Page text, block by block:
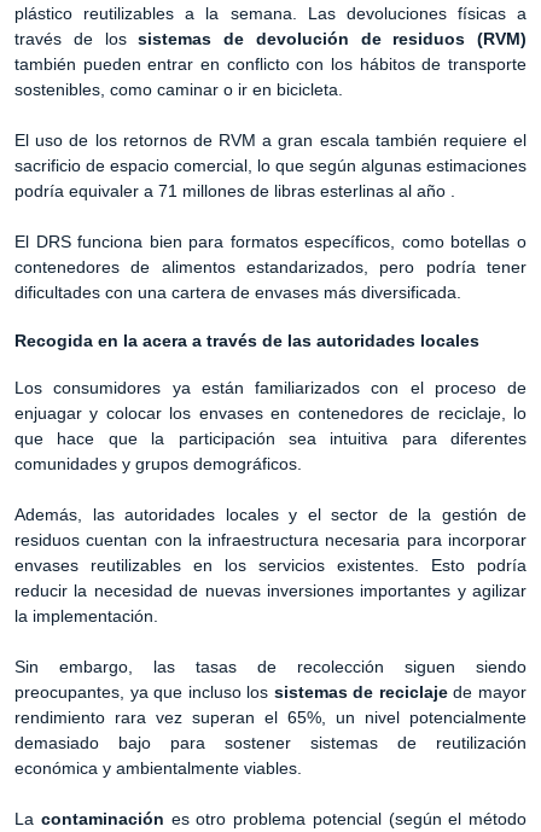
plástico reutilizables a la semana. Las devoluciones físicas a
través de lossistemas de devolución de residuos (RVM)
también pueden entrar en conflicto con los hábitos de transporte
sostenibles, como caminar o ir en bicicleta.
El uso de los retornos de RVM a gran escala también requiere el
sacrificio de espacio comercial, lo que según algunas estimaciones
podría equivaler a 71 millones de libras esterlinas al año .
El DRS funciona bien para formatos específicos, como botellas o
contenedores de alimentos estandarizados, pero podría tener
dificultades con una cartera de envases más diversificada.
Recogida en la acera a través de las autoridades locales
Los consumidores ya están familiarizados con el proceso de
enjuagar y colocar los envases en contenedores de reciclaje, lo
que hace que la participación sea intuitiva para diferentes
comunidades y grupos demográficos.
Además, las autoridades locales y el sector de la gestión de
residuos cuentan con la infraestructura necesaria para incorporar
envases reutilizables en los servicios existentes. Esto podría
reducir la necesidad de nuevas inversiones importantes y agilizar
la implementación.
Sin embargo, las tasas de recolección siguen siendo
preocupantes, ya que incluso los sistemas de reciclajede mayor
rendimiento rara vez superan el 65%, un nivel potencialmente
demasiado bajo para sostener sistemas de reutilización
económica y ambientalmente viables.
La contaminación es otro problema potencial (según el método